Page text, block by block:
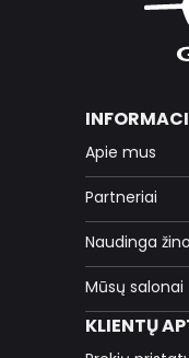
Apie mus
Partneriai
Naudinga
Mūsų salonai
KLIENTŲ